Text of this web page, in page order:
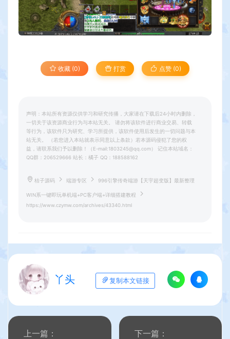
收藏 (0) 打赏 点赞 (0)
声明：本站所有资源仅供学习和研究传播，大家请在下载后24小时内删除，
一切关于该资源商业行为与本站无关。 请勿将该软件进行商业交易、转载
等行为，该软件只为研究、学习所提供，该软件使用后发生的一切问题与本
站无关。 （若您进入本站就表示同意以上条款）若本源码侵犯了您的权
益，请联系我们予以删除！（E-mail:1803245@qq.com） 记住本站域名：
QQ群：206529666 站长：橘子 QQ：188588162
桔子源码 端游专区 996引擎传奇端游【天宇超变版】最新整理
WIN系一键即玩单机端+PC客户端+详细搭建教程
https://www.czymw.com/archives/43340.html
丫头 复制本文链接
上一篇：
下一篇：